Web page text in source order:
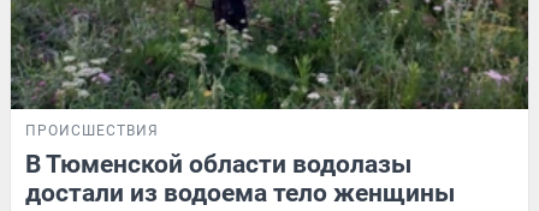
ПРОИСШЕСТВИЯ
В Тюменской области водолазы
достали из водоема тело женщины